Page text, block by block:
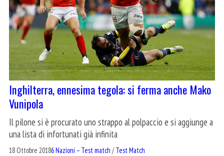
Inghilterra, ennesima tegola: si ferma anche Mako
Vunipola
Il pilone si è procurato uno strappo al polpaccio e si aggiunge a
una lista di infortunati già infinita
18 Ottobre 20186 Nazioni – Test match /Test Match